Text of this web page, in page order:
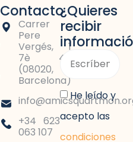
Contacto
Carrer
Pere
Vergés, 1
7è 4a
(08020,
Barcelona)
+34 623
063 107
¿Quieres
recibir
He leído y
acepto las
condiciones